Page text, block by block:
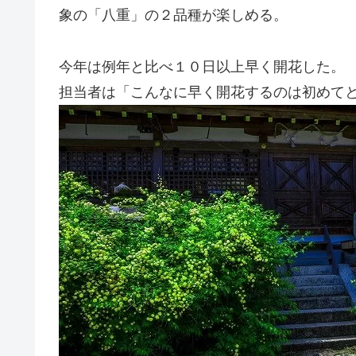
象の「八重」の２品種が楽しめる。
今年は例年と比べ１０日以上早く開花した。
担当者は「こんなに早く開花するのは初めて